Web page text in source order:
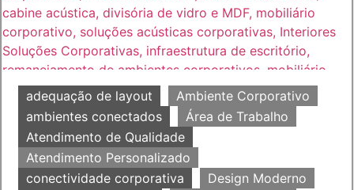
adequação de layout
Ambiente Corporativo
ambientes conectados
Área de Trabalho
Atendimento de Qualidade
Atendimento Personalizado
conectividade corporativa
Design Moderno